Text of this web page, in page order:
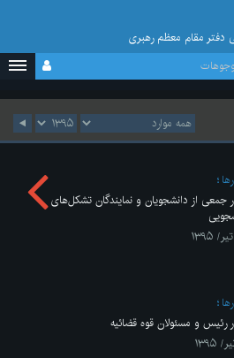
دفتر مقام معظم رهبری
وجوهات
جمعی از دانشجویان و نمایندگان تشکل‌های
رئیس و مسئولان قوه قضائیه